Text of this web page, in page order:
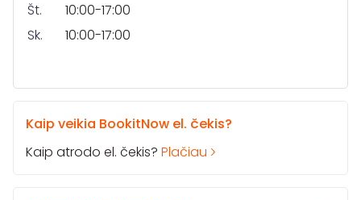
Št.
10:00-17:00
Sk.
10:00-17:00
Kaip veikia BookitNow el. čekis?
Kaip atrodo el. čekis? Plačiau